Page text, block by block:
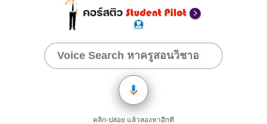
คลิก-ปล่อย แล้วลองหาอีกที